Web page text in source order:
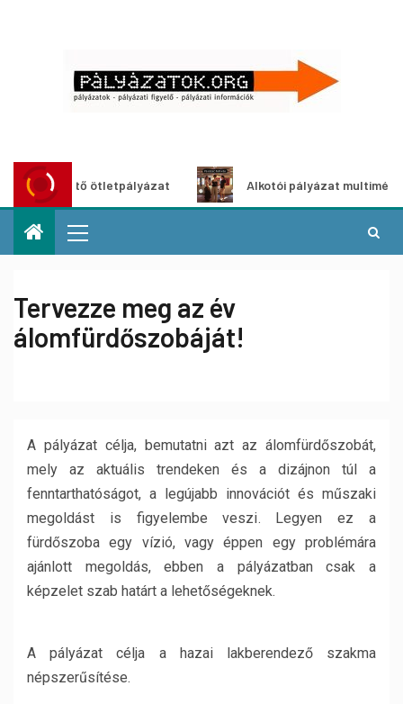
ötletpályázat Alkotói pályázat multimédia-
Tervezze meg az év
álomfürdőszobáját!
A pályázat célja, bemutatni azt az álomfürdőszobát,
mely az aktuális trendeken és a dizájnon túl a
fenntarthatóságot, a legújabb innovációt és műszaki
megoldást is figyelembe veszi. Legyen ez a
fürdőszoba egy vízió, vagy éppen egy problémára
ajánlott megoldás, ebben a pályázatban csak a
képzelet szab határt a lehetőségeknek.
A pályázat célja a hazai lakberendező szakma
népszerűsítése.